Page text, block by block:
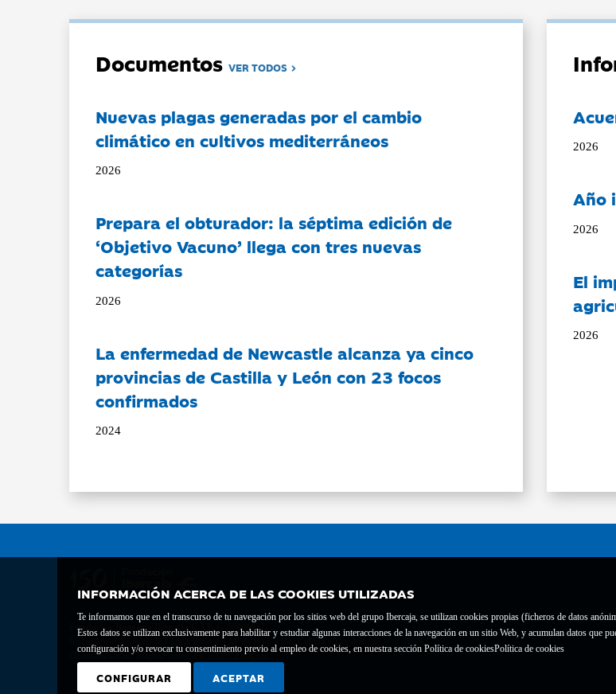
INFORMACIÓN ACERCA DE LAS COOKIES UTILIZADAS
Te informamos que en el transcurso de tu navegación por los sitios web del grupo Ibercaja, se utilizan cookies propias (ficheros de datos
Estos datos se utilizan exclusivamente para habilitar y estudiar algunas interacciones de la navegación en un sitio Web, y acumulan datos que
configuración y/o revocar tu consentimiento previo al empleo de cookies, en nuestra sección Política de cookiesPolítica de cookies
CONFIGURAR ACEPTAR
DocumentosVER TODOS
Nuevas plagas generadas por el cambio
climático en cultivos mediterráneos
2026
Prepara el obturador: la séptima edición de
‘Objetivo Vacuno’ llega con tres nuevas
categorías
2026
La enfermedad de Newcastle alcanza ya cinco
provincias de Castilla y León con 23 focos
confirmados
2024
2026
Año
2026
El
2026
Fundación Bancaria Ibercaja C.I.F. G-50000652.
Inscrita en el Registro de Fundaciones del Mº de Educación, Cultura y Deporte con el nº 1689.
Domicilio social: Joaquín Costa, 13. 50001 Zaragoza.